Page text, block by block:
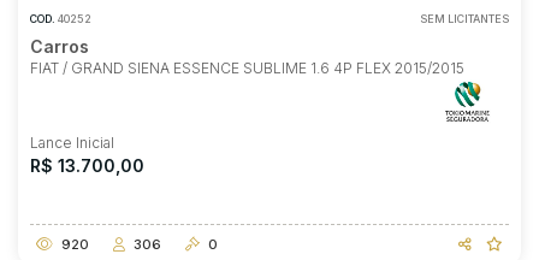
COD. 40252 SEM LICITANTES
Carros
FIAT / GRAND SIENA ESSENCE SUBLIME 1.6 4P FLEX 2015/2015
Lance Inicial
R$ 13.700,00
920 306 0